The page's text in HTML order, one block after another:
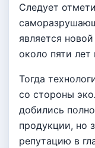
Следует
является
около пяти лет
Тогда
со стороны
добились
продукции, но
репутацию в